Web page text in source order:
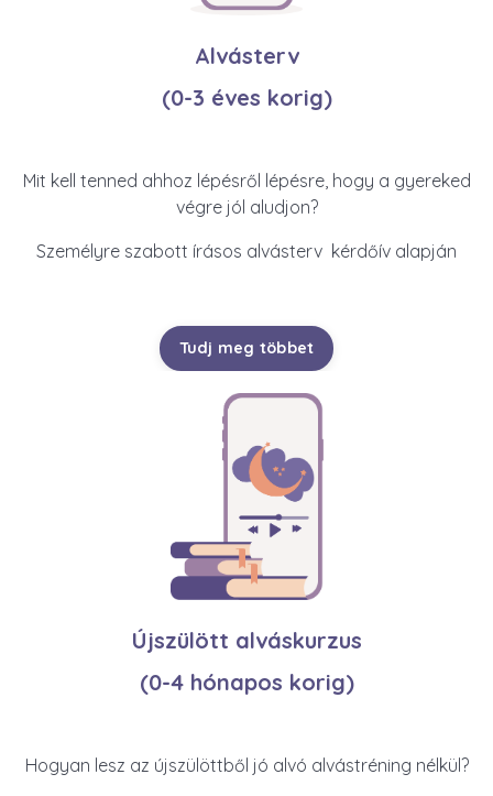
Alvásterv
(0-3 éves korig)
Mit kell tenned ahhoz lépésről lépésre, hogy a gyereked
végre jól aludjon?
Személyre szabott írásos alvásterv kérdőív alapján
Tudj meg többet
Újszülött alváskurzus
(0-4 hónapos korig)
Hogyan lesz az újszülöttből jó alvó alvástréning nélkül?